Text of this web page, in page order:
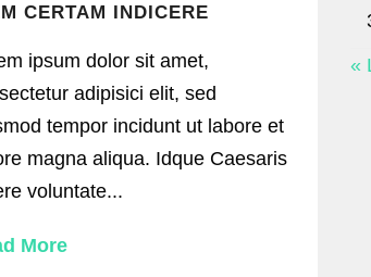
CERTAM INDICERE
ipsum dolor sit amet,
adipisici elit, sed
tempor incidunt ut labore et
magna aliqua. Idque Caesaris
voluntate...
More
«